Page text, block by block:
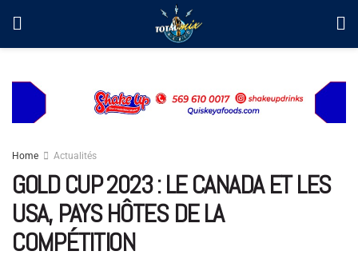
Home Actualités
GOLD CUP 2023 : LE CANADA ET LES
USA, PAYS HÔTES DE LA
COMPÉTITION